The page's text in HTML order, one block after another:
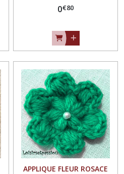
coudre ou à coller, vendu à
0€80
APPLIQUE FLEUR ROSACE